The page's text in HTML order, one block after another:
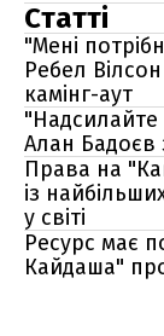
Статті
"Мені
Ребел
камінг-аут
"Надсилайте
Алан Бадоєв
Права на
із
у світі
Ресурс має
Кайдаша"